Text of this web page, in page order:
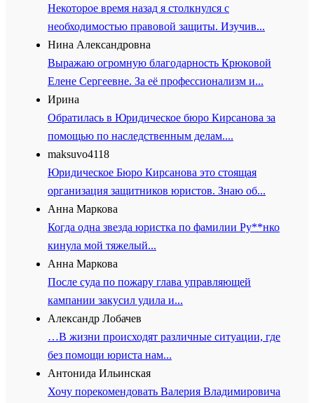
Некоторое время назад я столкнулся с
необходимостью правовой защиты. Изучив...
Нина Александровна
Выражаю огромную благодарность Крюковой
Елене Сергеевне. За её профессионализм и...
Ирина
Обратилась в Юридическое бюро Кирсанова за
помощью по наследственным делам....
maksuvo4118
Юридическое Бюро Кирсанова это стоящая
организация защитников юристов. Знаю об...
Анна Маркова
Когда одна звезда юристка по фамилии Ру**нко
кинула мой тяжелый...
Анна Маркова
После суда по пожару глава управляющей
кампании закусил удила и...
Александр Лобачев
…В жизни происходят различные ситуации, где
без помощи юриста нам...
Антонида Ильинская
Хочу порекомендовать Валерия Владимировича